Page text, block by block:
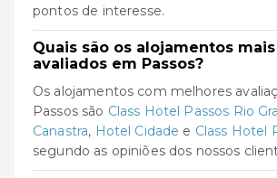
pontos de interesse.
Quais são os alojamentos
avaliados em Passos?
Os alojamentos com melhores
Passos são Class Hotel Passos Rio
Canastra, Hotel Cidade e Class Hotel
segundo as opiniões dos nossos